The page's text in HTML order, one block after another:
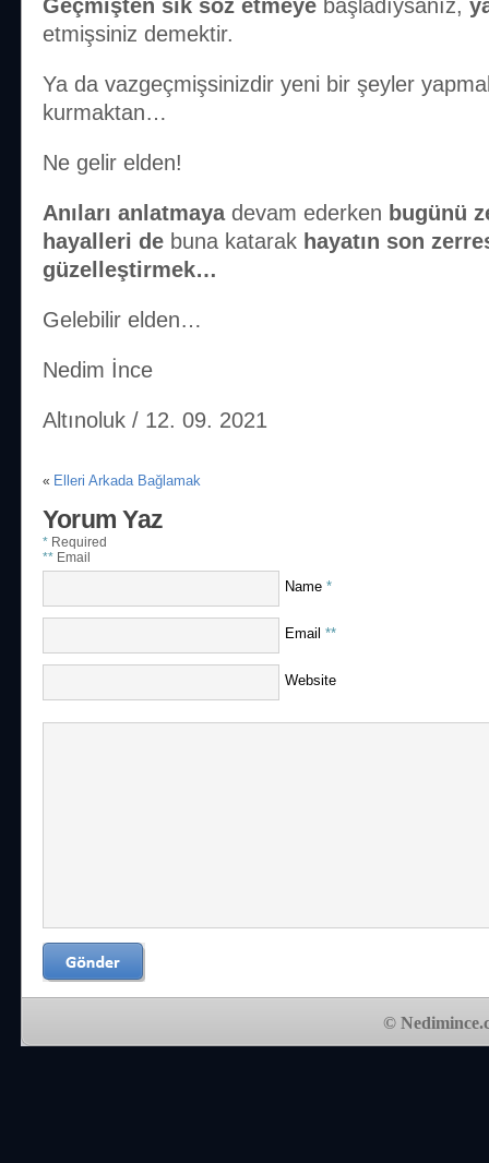
Geçmişten sık söz etmeye başladıysanız,
etmişsiniz demektir.
Ya da vazgeçmişsinizdir yeni bir şeyler
kurmaktan…
Ne gelir elden!
Anıları anlatmayadevam ederken bugünü
hayalleri de buna katarak hayatın son
güzelleştirmek…
Gelebilir elden…
Nedim İnce
Altınoluk / 12. 09. 2021
« Elleri Arkada Bağlamak
Yorum Yaz
* Required
** Email
Name *
Email **
Website
©